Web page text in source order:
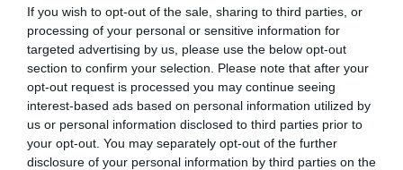
If you wish to opt-out of the sale, sharing to third parties, or
processing of your personal or sensitive information for
targeted advertising by us, please use the below opt-out
section to confirm your selection. Please note that after your
opt-out request is processed you may continue seeing
interest-based ads based on personal information utilized by
us or personal information disclosed to third parties prior to
your opt-out. You may separately opt-out of the further
disclosure of your personal information by third parties on the
ordine, autorità e libertà"